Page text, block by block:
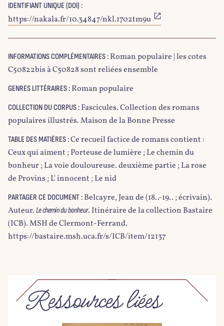
IDENTIFIANT UNIQUE (DOI) :
https://nakala.fr/10.34847/nkl.1702tm9u
INFORMATIONS COMPLÉMENTAIRES : Roman populaire | les cotes
C50822bis à C50828 sont reliées ensemble
GENRES LITTÉRAIRES : Roman populaire
COLLECTION DU CORPUS : Fascicules. Collection des romans
populaires illustrés. Maison de la Bonne Presse
TABLE DES MATIÈRES :Ce recueil factice de romans contient :
Ceux qui aiment ; Porteuse de lumière ; Le chemin du
bonheur ; La voie douloureuse. deuxième partie ; La rose
de Provins ; L' innocent ; Le nid
PARTAGER CE DOCUMENT : Belcayre, Jean de (18..-19.. ; écrivain).
Auteur. Le chemin du bonheur. Itinéraire de la collection Bastaire
(ICB). MSH de Clermont-Ferrand.
https://bastaire.msh.uca.fr/s/ICB/item/12137
Ressources liées